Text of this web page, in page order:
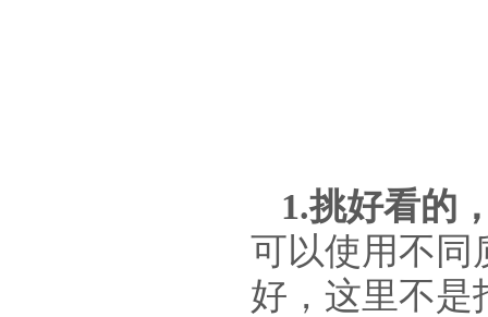
1.挑好看的
可以使用不同
好，这里不是